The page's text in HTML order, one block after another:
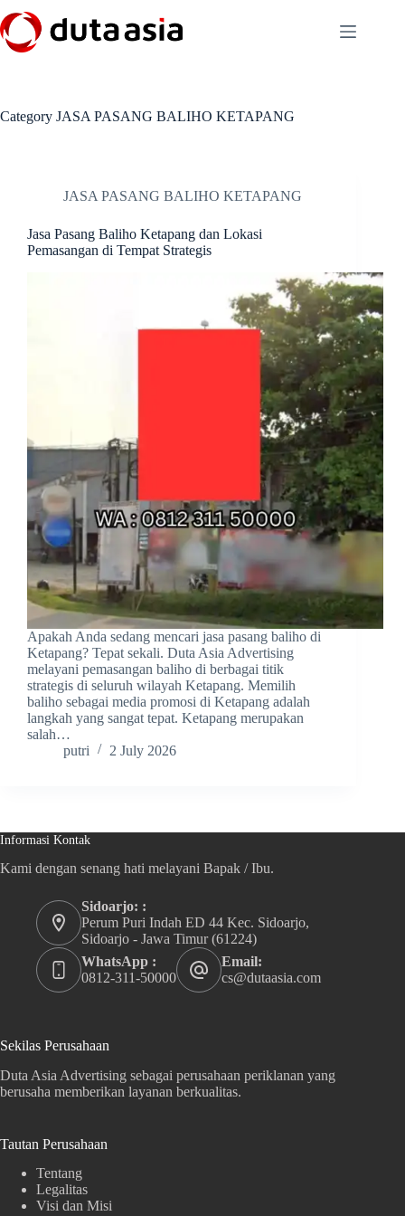
to
content
Category JASA PASANG BALIHO KETAPANG
JASA PASANG BALIHO KETAPANG
Jasa Pasang Baliho Ketapang dan Lokasi
Pemasangan di Tempat Strategis
Apakah Anda sedang mencari jasa pasang baliho di
Ketapang? Tepat sekali. Duta Asia Advertising
melayani pemasangan baliho di berbagai titik
strategis di seluruh wilayah Ketapang. Memilih
baliho sebagai media promosi di Ketapang adalah
langkah yang sangat tepat. Ketapang merupakan
salah…
putri
2 July 2026
Informasi Kontak
Kami dengan senang hati melayani Bapak / Ibu.
Sidoarjo: :
Perum Puri Indah ED 44 Kec. Sidoarjo,
Sidoarjo - Jawa Timur (61224)
WhatsApp :
0812-311-50000
Email:
cs@dutaasia.com
Sekilas Perusahaan
Duta Asia Advertising sebagai perusahaan periklanan yang
berusaha memberikan layanan berkualitas.
Tautan Perusahaan
Tentang
Legalitas
Visi dan Misi